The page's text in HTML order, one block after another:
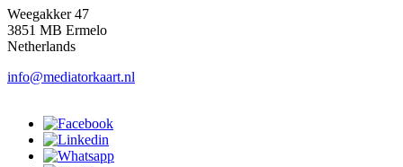
Weegakker 47
3851 MB Ermelo
Netherlands
info@mediatorkaart.nl